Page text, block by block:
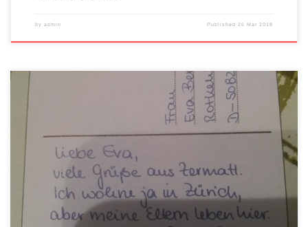
by admin Published26 Mar 2018
alt älter, am ältesten star/stara/staro berufstätig zaposlen/zaposlena/zaposleno
jemanden erreichen erreicht, erreichte, hat erreicht dobiti nekoga (na telefonu) für